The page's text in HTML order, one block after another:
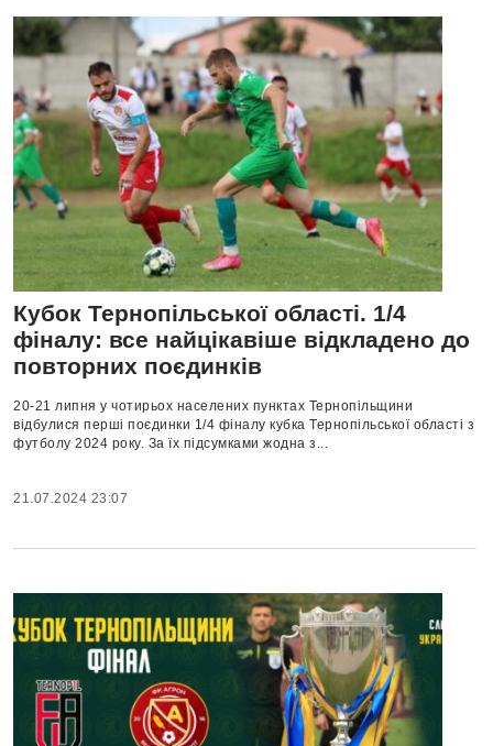
Кубок Тернопільської області. 1/4
фіналу: все найцікавіше відкладено до
повторних поєдинків
20-21 липня у чотирьох населених пунктах Тернопільщини
відбулися перші поєдинки 1/4 фіналу кубка Тернопільської області з
футболу 2024 року. За їх підсумками жодна з...
21.07.2024 23:07